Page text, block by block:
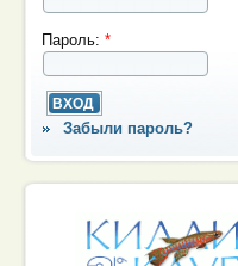
Пароль:*
Забыли пароль?